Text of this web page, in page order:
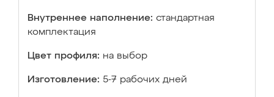
Внутреннее наполнение: стандартная
комплектация
Цвет профиля: на выбор
Изготовление: 5-7 рабочих дней